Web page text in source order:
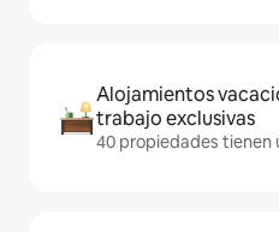
Alojamientos
trabajo exclusivas
40 propiedades tienen